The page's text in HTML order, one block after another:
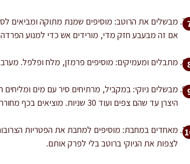
אם זה מבעבע חזק מדי, מורידים אש כדי למנוע
מתבלים ומעמיקים: מוסיפים פרמזן, מלח ופלפל.
מבשלים ניוקי: במקביל, מרתיחים סיר עם מים
היצרן עד שהם צפים ועוד 30 שניות. מוציאים בכף מחוררת ישירות למחבת עם הרוטב ושומרים 60–80 מ"ל ממי הבישול.
לצפות את הניוקי ברוטב בלי לפרק אותם.